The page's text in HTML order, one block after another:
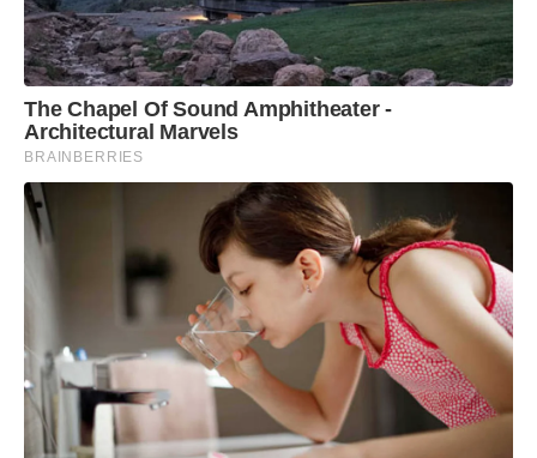
The Chapel Of Sound Amphitheater -
Architectural Marvels
BRAINBERRIES